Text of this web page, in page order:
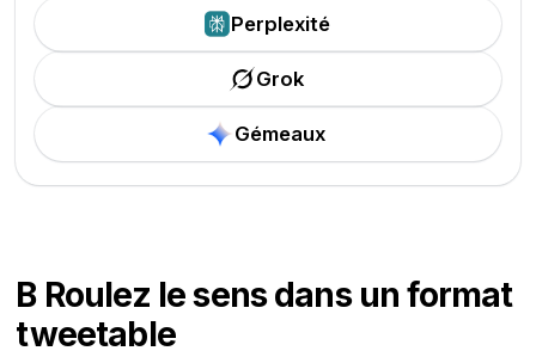
Perplexité
Grok
Gémeaux
B Roulez le sens dans un format
tweetable